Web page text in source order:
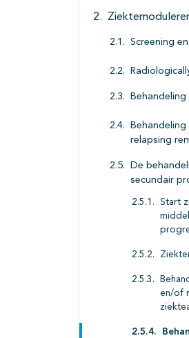
Screening
Behandeling
relapsing
De
secundair
Start
en/of